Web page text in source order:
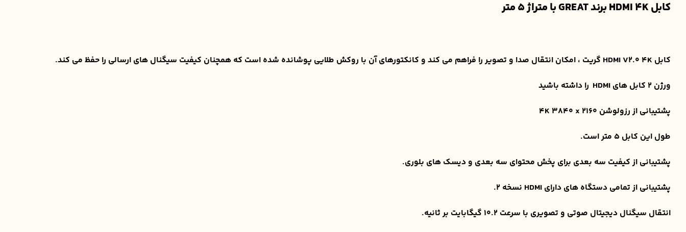
کابل HDMI 4K برند GREAT با متراژ 5 متر
کابل HDMI V2.0 4K گریت ، امکان انتقال صدا و تصویر را فراهم می کند و کانکتورهای آن با روکش طلایی پوشانده شده است که همچنان کیفیت سیگنال های ارسالی را حفظ می کند.
ورژن 2 کابل های HDMI را داشته باشید
پشتیبانی از رزولوشن 4K 3840 x 2160
طول این کابل 5 متر است.
پشتیبانی از کیفیت سه بعدی برای پخش محتوای سه بعدی و دیسک های بلوری.
پشتیبانی از تمامی دستگاه های دارای HDMI نسخه 2.
انتقال سیگنال دیجیتال صوتی و تصویری با سرعت 10.2 گیگابایت بر ثانیه.